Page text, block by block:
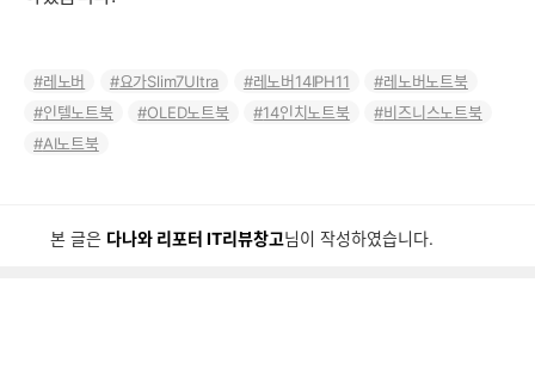
레노버 요가Slim7Ultra 레노버14IPH11
레노버노트북
인텔노트북
OLED노트북 14인치노트북
비즈니스노트북
AI노트북
본 글은 다나와 리포터 IT리뷰창고님이 작성하였습니다.